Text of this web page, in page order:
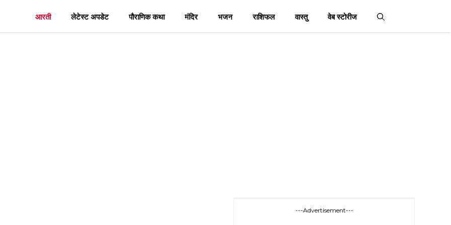
आरती लेटेस्ट अपडेट पौराणिक कथा मंदिर भजन राशिफल वास्तु वेब स्टोरीज
---Advertisement---